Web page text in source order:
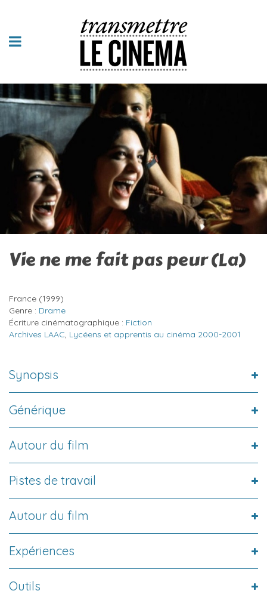
Vie ne me fait pas peur (La)
France (1999)
Genre : Drame
Écriture cinématographique : Fiction
Archives LAAC, Lycéens et apprentis au cinéma 2000-2001
Synopsis
Générique
Autour du film
Pistes de travail
Autour du film
Expériences
Outils